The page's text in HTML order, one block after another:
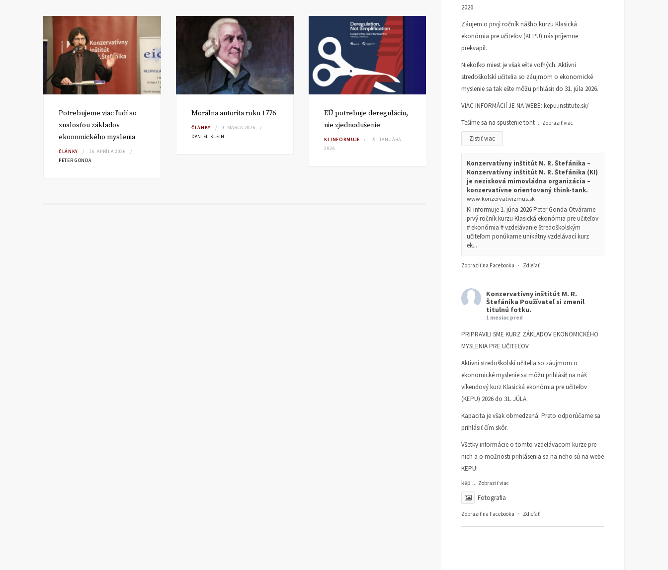
Potrebujeme viac ľudí so
znalosťou základov
ekonomického myslenia
ČLÁNKY
16. APRÍLA 2026
PETER GONDA
Morálna autorita roku 1776
ČLÁNKY
9. MARCA 2026
DANIEL KLEIN
EÚ potrebuje dereguláciu,
nie zjednodušenie
KI INFORMUJE
19. JANUÁRA
2026
Margaret Thatcher
ČLÁNKY
13. OKTÓBRA 2025
RAINER ZITELMANN
2026
Záujem o prvý ročník nášho kurzu Klasická
ekonómia pre učiteľov (KEPU) nás príjemne
prekvapil.
Niekoľko miest je však ešte voľných. Aktívni
stredoškolskí učitelia so záujmom o ekonomické
myslenie sa tak ešte môžu prihlásiť do 31. júla 2026.
VIAC INFORMÁCIÍ JE NA WEBE: kepu.institute.sk/
Tešíme sa na spustenie toht ... Zobraziť viac
Zistiť viac
Konzervatívny inštitút M. R. Štefánika –
Konzervatívny inštitút M. R. Štefánika (KI)
je nezisková mimovládna organizácia –
konzervatívne orientovaný think-tank.
www.konzervativizmus.sk
KI informuje 1. júna 2026 Peter Gonda Otvárame
prvý ročník kurzu Klasická ekonómia pre učiteľov
# ekonómia # vzdelávanie Stredoškolským
učiteľom ponúkame unikátny vzdelávací kurz
ek...
Zobraziť na Facebooku · Zdieľať
Konzervatívny inštitút M. R.
Štefánika Používateľ si zmenil
titulnú fotku.
1 mesiac pred
PRIPRAVILI SME KURZ ZÁKLADOV EKONOMICKÉHO
MYSLENIA PRE UČITEĽOV
Aktívni stredoškolskí učitelia so záujmom o
ekonomické myslenie sa môžu prihlásiť na náš
víkendový kurz Klasická ekonómia pre učiteľov
(KEPU) 2026 do 31. JÚLA.
Kapacita je však obmedzená. Preto odporúčame sa
prihlásiť čím skôr.
Všetky informácie o tomto vzdelávacom kurze pre
nich a o možnosti prihlásenia sa na neho sú na webe
KEPU:
kep ... Zobraziť viac
Fotografia
Zobraziť na Facebooku · Zdieľať